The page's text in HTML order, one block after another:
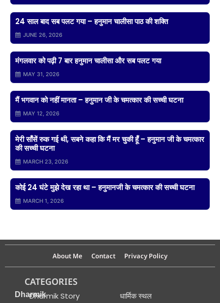
24 साल बाद सब पलट गया – हनुमान चालीसा पाठ की शक्ति
JUNE 26, 2026
मंगलवार को पढ़ी 7 बार हनुमान चालीसा और सब पलट गया
MAY 31, 2026
मैं भगवान को नहीं मानता – हनुमान जी के चमत्कार की सच्ची घटना
MAY 12, 2026
मेरी साँसें रुक गई थी, सबने कहा कि मैं मर चुकी हूँ – हनुमान जी के चमत्कार
की सच्ची घटना
MARCH 23, 2026
कोई 24 घंटे मुझे देख रहा था – हनुमानजी के चमत्कार की सच्ची घटना
MARCH 1, 2026
About Me Contact Privacy Policy
Dharmik
CATEGORIES
Dharmik Story धार्मिक स्थल